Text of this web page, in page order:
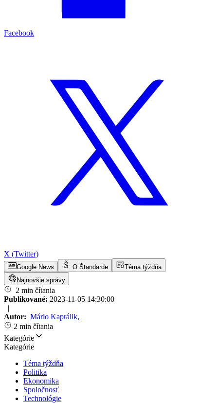
Facebook
X (Twitter)
Google News O Štandarde
Téma týždňa
Najnovšie správy
2 min čítania
Publikované: 2023-11-05 14:30:00
|
Autor: Mário Kaprálik,
2 min čítania
Kategórie
Kategórie
Téma týždňa
Politika
Ekonomika
Spoločnosť
Technológie